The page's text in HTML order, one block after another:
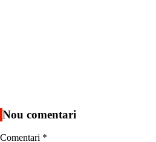
Nou comentari
Comentari *